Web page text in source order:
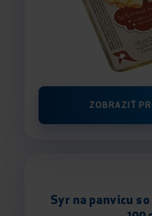
ZOBRAZIŤ
Syr na panvicu